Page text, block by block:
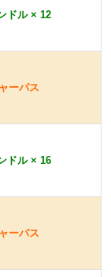
ドル × 12
ーパス
ドル × 16
ーパス